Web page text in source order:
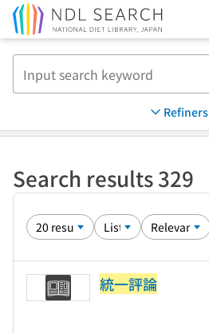
Refiners
Search results 329
統一評論